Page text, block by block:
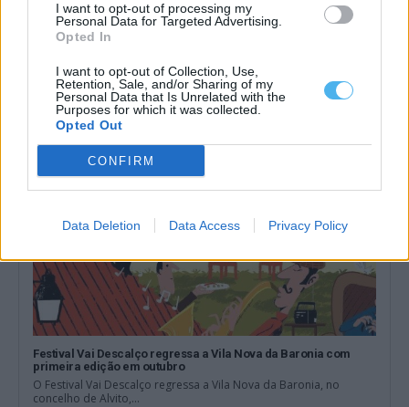
I want to opt-out of processing my
Personal Data for Targeted Advertising.
Opted In
I want to opt-out of Collection, Use,
Retention, Sale, and/or Sharing of my
Personal Data that Is Unrelated with the
Purposes for which it was collected.
Opted Out
CONFIRM
Data Deletion Data Access Privacy Policy
Regimento de Cavalaria N.º 3 de Estremoz participa em marcha
a cavalo entre Mafra e Batalha
quinta-feira e sábado,...
17 Julho, 2026 - 11:37
Festival Vai Descalço regressa a Vila Nova da Baronia com
primeira edição em outubro
O Festival Vai Descalço regressa a Vila Nova da Baronia, no
concelho de Alvito,...